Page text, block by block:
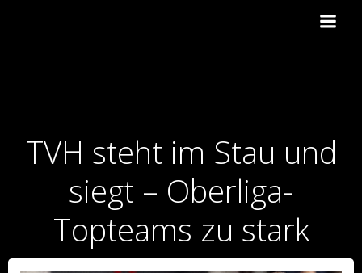
TVH steht im Stau und
siegt – Oberliga-
Topteams zu stark